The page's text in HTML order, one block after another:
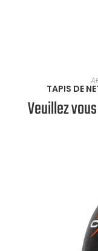
TAPIS DE
Veuillez